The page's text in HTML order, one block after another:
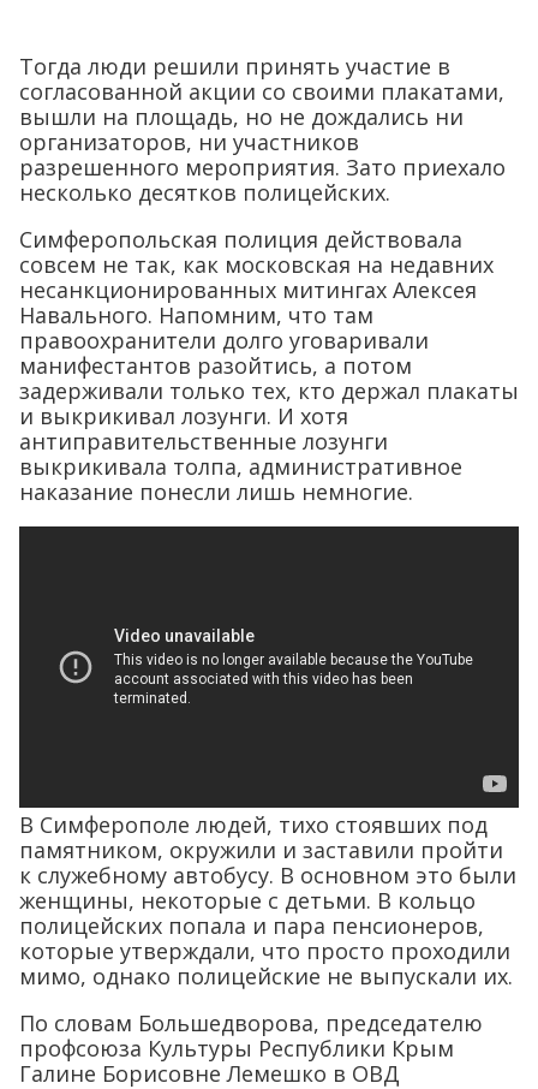
Тогда люди решили принять участие в
согласованной акции со своими плакатами,
вышли на площадь, но не дождались ни
организаторов, ни участников
разрешенного мероприятия. Зато приехало
несколько десятков полицейских.
Симферопольская полиция действовала
совсем не так, как московская на недавних
несанкционированных митингах Алексея
Навального. Напомним, что там
правоохранители долго уговаривали
манифестантов разойтись, а потом
задерживали только тех, кто держал плакаты
и выкрикивал лозунги. И хотя
антиправительственные лозунги
выкрикивала толпа, административное
наказание понесли лишь немногие.
В Симферополе людей, тихо стоявших под
памятником, окружили и заставили пройти
к служебному автобусу. В основном это были
женщины, некоторые с детьми. В кольцо
полицейских попала и пара пенсионеров,
которые утверждали, что просто проходили
мимо, однако полицейские не выпускали их.
По словам Большедворова, председателю
профсоюза Культуры Республики Крым
Галине Борисовне Лемешко в ОВД